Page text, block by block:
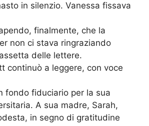
in silenzio. Vanessa fissava
finalmente, che la
non ci stava ringraziando
delle lettere.
continuò a leggere, con voce
fondo fiduciario per la sua
A sua madre, Sarah,
in segno di gratitudine